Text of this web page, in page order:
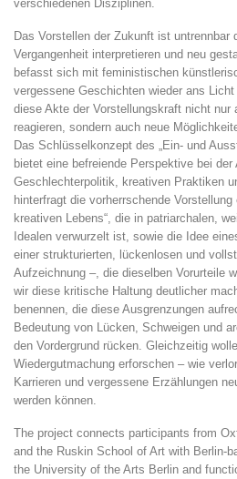
verschiedenen Disziplinen.
Das Vorstellen der Zukunft ist untrennbar
Vergangenheit interpretieren und neu
befasst sich mit feministischen
vergessene Geschichten wieder ans
diese Akte der Vorstellungskraft nicht nur
reagieren, sondern auch neue
Das Schlüsselkonzept des „Ein- und
bietet eine befreiende Perspektive bei
Geschlechterpolitik, kreativen Praktiken
hinterfragt die vorherrschende Vorstellung
kreativen Lebens“, die in patriarchalen,
Idealen verwurzelt ist, sowie die Idee
einer strukturierten, lückenlosen und
Aufzeichnung –, die dieselben Vorurteile
wir diese kritische Haltung deutlicher
benennen, die diese Ausgrenzungen
Bedeutung von Lücken, Schweigen und
den Vordergrund rücken. Gleichzeitig
Wiedergutmachung erforschen – wie
Karrieren und vergessene Erzählungen
werden können.
The project connects participants from
and the Ruskin School of Art with Berlin-
the University of the Arts Berlin and